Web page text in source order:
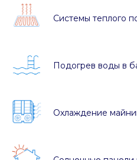
Системы теплого
Подогрев воды в
Охлаждение